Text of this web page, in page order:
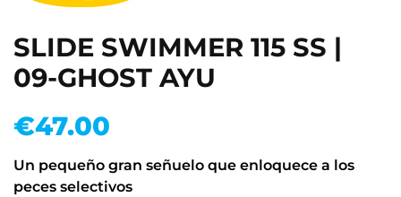
SLIDE SWIMMER 115 SS |
09-GHOST AYU
€47.00
Un pequeño gran señuelo que enloquece a los
peces selectivos